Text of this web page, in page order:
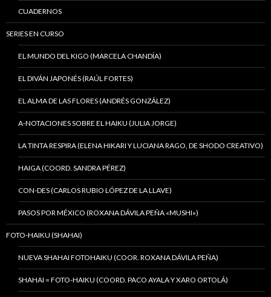
CUADERNOS
SERIES EN CURSO
EL MUNDO DEL KIGO (MARCELA CHANDÍA)
EL DIVÁN JAPONÉS (RAÚL FORTES)
EL ALMA DE LAS FLORES (ANDRÉS GONZÁLEZ)
A-NOTACIONES SOBRE EL HAIKU (JULIA JORGE)
LA TINTA RESPIRA (ELENA HIKARI Y LUCIANA RAGO, DE SHODO CREATIVO)
HAIGA (COORD. SANDRA PÉREZ)
CON-DES (CARLOS RUBIO LÓPEZ DE LA LLAVE)
PASOS POR MÉXICO (ROXANA DÁVILA PEÑA «MUSHI»)
FOTO-HAIKU (SHAHAI)
NUEVA SHAHAI FOTOHAIKU (COOR. ROXANA DÁVILA PEÑA)
SHAHAI = FOTO-HAIKU (COORD. PACO AYALA Y XARO ORTOLÁ)